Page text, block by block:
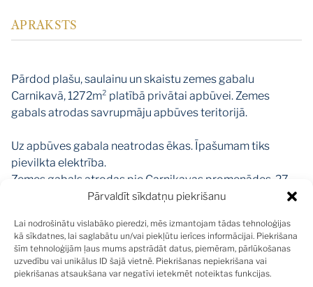
Pārvaldīt sīkdatņu piekrišanu
Lai nodrošinātu vislabāko pieredzi, mēs izmantojam tādas tehnoloģijas
kā sīkdatnes, lai saglabātu un/vai piekļūtu ierīces informācijai. Piekrišana
šīm tehnoloģijām ļaus mums apstrādāt datus, piemēram, pārlūkošanas
uzvedību vai unikālus ID šajā vietnē. Piekrišanas nepiekrišana vai
piekrišanas atsaukšana var negatīvi ietekmēt noteiktas funkcijas.
APRAKSTS
Pārdod plašu, saulainu un skaistu zemes gabalu
Carnikavā, 1272m² platībā privātai apbūvei. Zemes
gabals atrodas savrupmāju apbūves teritorijā.
Uz apbūves gabala neatrodas ēkas. Īpašumam tiks
pievilkta elektrība.
Zemes gabals atrodas pie Carnikavas promenādes, 27
kilometru attālumā no Rīgas, 500 m attālumā no
Atrašanās vieta sniedz visas tās priekšrocības, kuras
apvieno sevī kvalitatīvu dzīvi pilsētā, kur ir skola,
bērnudārzs, tirdzniecības un atpūtas centri ar atpūtu
priežu meža un jūras tuvumā. Pieejams ideāla